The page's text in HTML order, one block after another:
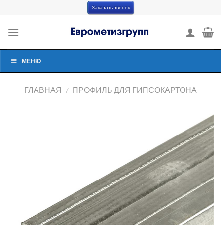
content
Заказать звонок
МЕНЮ
ГЛАВНАЯ / ПРОФИЛЬ ДЛЯ ГИПСОКАРТОНА